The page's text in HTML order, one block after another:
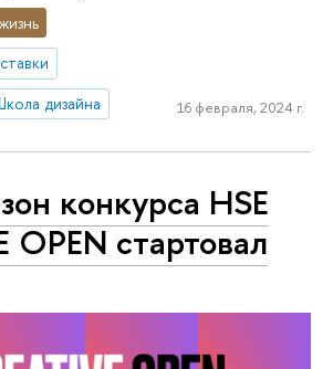
дизайна 16 февраля, 2024 г.
конкурса HSE
OPEN стартовал